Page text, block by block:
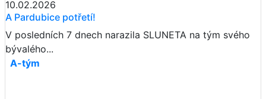
10.02.2026
A Pardubice potřetí!
V posledních 7 dnech narazila SLUNETA na tým svého
bývalého...
A-tým